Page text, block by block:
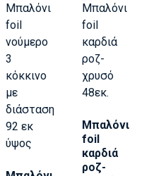
Μπαλόνι
foil
καρδιά
ροζ-